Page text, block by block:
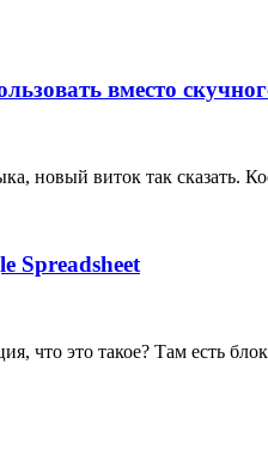
вместо
новый виток так
Spreadsheet
что это такое? Там